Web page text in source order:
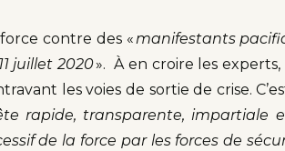
contre des «manifestants
juillet 2020». À en croire les
les voies de sortie de crise.
rapide, transparente, impartiale
de la force par les forces de